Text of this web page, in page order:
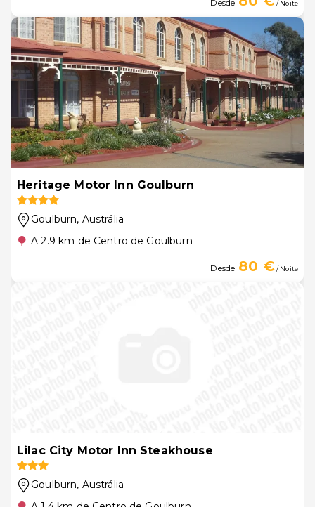
Desde / Noite
Heritage Motor Inn Goulburn
Goulburn, Austrália
A 2.9 km de Centro de Goulburn
Desde 80 €/ Noite
Lilac City Motor Inn Steakhouse
Goulburn, Austrália